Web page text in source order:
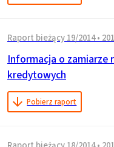
Raport bieżący 19/2014 •
Informacja o zamiarze
kredytowych
Pobierz raport